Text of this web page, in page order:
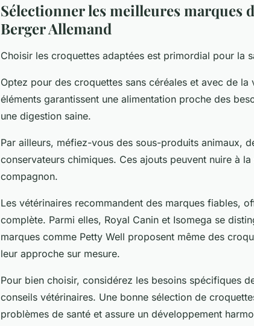
Sélectionner les meilleures marques
Berger Allemand
Choisir les croquettes adaptées est primordial pour la
Optez pour des croquettes sans céréales et avec de
éléments garantissent une alimentation proche des
une digestion saine.
Par ailleurs, méfiez-vous des sous-produits animaux,
conservateurs chimiques. Ces ajouts peuvent nuire à
compagnon.
Les vétérinaires recommandent des marques fiables,
complète. Parmi elles, Royal Canin et Isomega se
marques comme Petty Well proposent même des
leur approche sur mesure.
Pour bien choisir, considérez les besoins spécifiques
conseils vétérinaires. Une bonne sélection de
problèmes de santé et assure un développement